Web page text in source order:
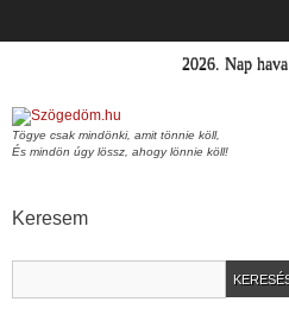
2026. Nap hava
Tögye csak mindönki, amit tönnie köll,
És mindön úgy lössz, ahogy lönnie köll!
Keresem